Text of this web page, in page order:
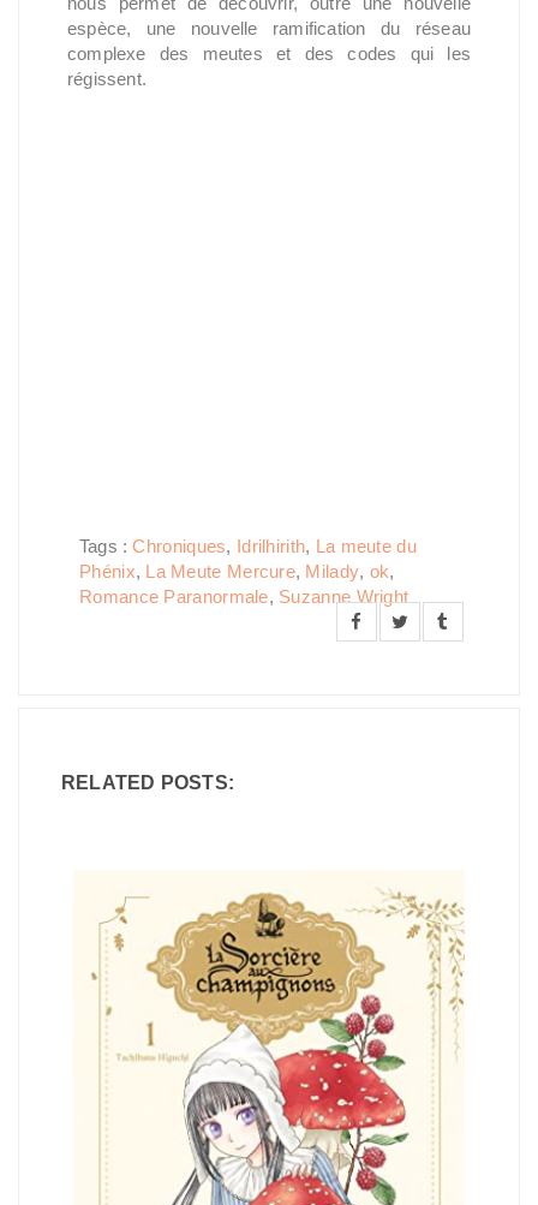
espèce, une nouvelle ramification du réseau
complexe des meutes et des codes qui les
régissent.
Tags :Chroniques, Idrilhirith, La meute du
Phénix, La Meute Mercure, Milady, ok,
Romance Paranormale, Suzanne Wright
RELATED POSTS: